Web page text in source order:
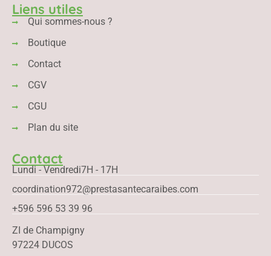
Liens utiles
Qui sommes-nous ?
Boutique
Contact
CGV
CGU
Plan du site
Contact
Lundi - Vendredi7H - 17H
coordination972@prestasantecaraibes.com
+596 596 53 39 96
ZI de Champigny
97224 DUCOS